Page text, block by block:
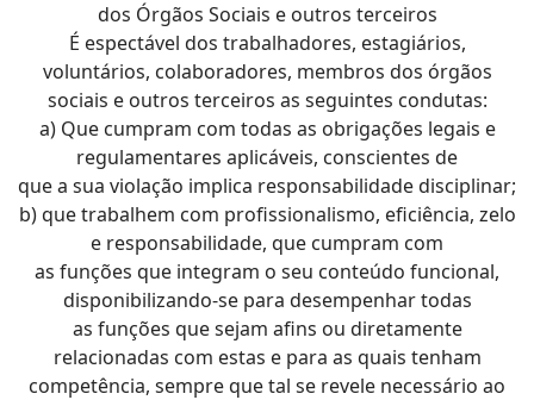
dos Órgãos Sociais e outros terceiros
É espectável dos trabalhadores, estagiários,
voluntários, colaboradores, membros dos órgãos
sociais e outros terceiros as seguintes condutas:
a) Que cumpram com todas as obrigações legais e
regulamentares aplicáveis, conscientes de
que a sua violação implica responsabilidade disciplinar;
b) que trabalhem com profissionalismo, eficiência, zelo
e responsabilidade, que cumpram com
as funções que integram o seu conteúdo funcional,
disponibilizando-se para desempenhar todas
as funções que sejam afins ou diretamente
relacionadas com estas e para as quais tenham
competência, sempre que tal se revele necessário ao